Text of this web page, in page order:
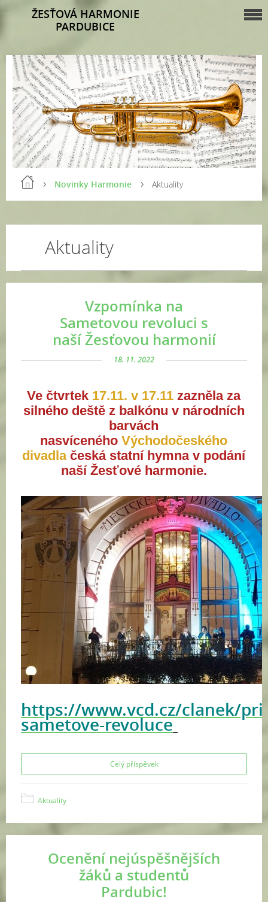
ŽESŤOVÁ HARMONIE
PARDUBICE
Novinky Harmonie Aktuality
Aktuality
Vzpomínka na
Sametovou revoluci s
naší Žesťovou harmonií
18. 11. 2022
Ve čtvrtek 17.11. v 17.11 zazněla za
silného deště z balkónu v národních
barvách
nasvíceného Východočeského
divadlačeská statní hymna v podání
naší Žesťové harmonie.
https://www.vcd.cz/clanek/
sametove-revoluce
Celý příspěvek
Aktuality
Ocenění nejúspěšnějších
žáků a studentů
Pardubic!